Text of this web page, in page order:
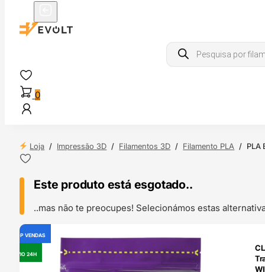
Products
search
0
Loja / Impressão 3D / Filamentos 3D / Filamento PLA / PLA
Este produto está esgotado..
..mas não te preocupes! Selecionámos estas
OUTLET
TOP VENDAS
ENVIO 24H